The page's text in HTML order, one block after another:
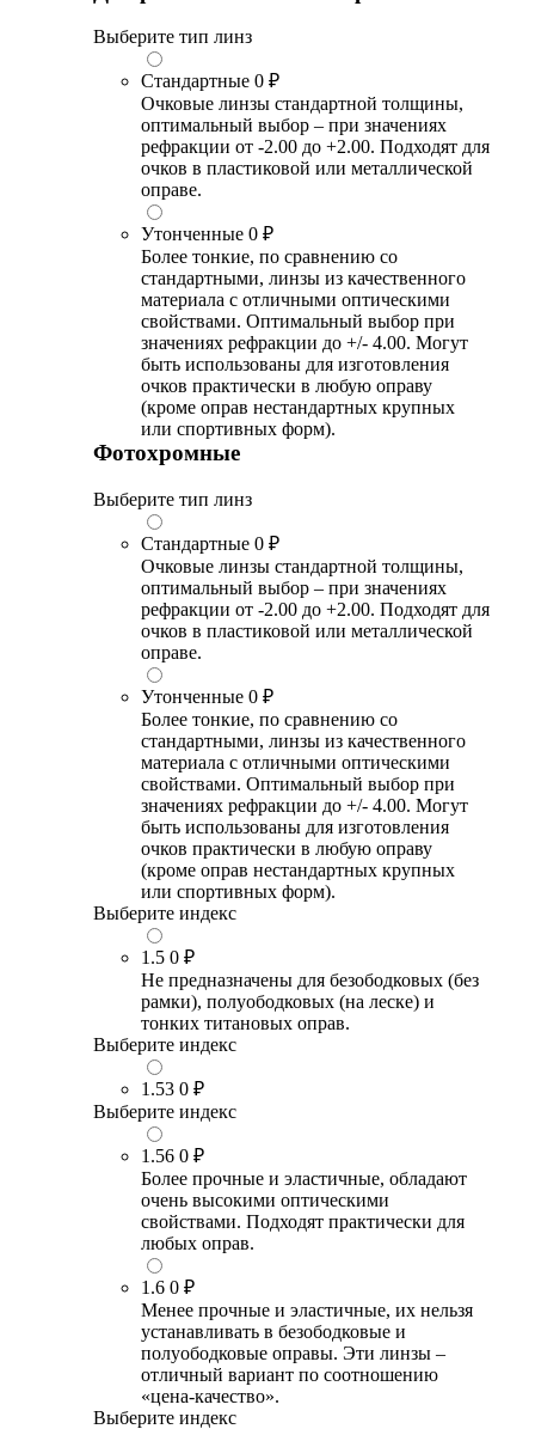
Выберите тип линз
Стандартные 0 ₽
Очковые линзы стандартной толщины,
оптимальный выбор – при значениях
рефракции от -2.00 до +2.00. Подходят для
очков в пластиковой или металлической
оправе.
Утонченные 0 ₽
Более тонкие, по сравнению со
стандартными, линзы из качественного
материала с отличными оптическими
свойствами. Оптимальный выбор при
значениях рефракции до +/- 4.00. Могут
быть использованы для изготовления
очков практически в любую оправу
(кроме оправ нестандартных крупных
или спортивных форм).
Фотохромные
Выберите тип линз
Стандартные 0 ₽
Очковые линзы стандартной толщины,
оптимальный выбор – при значениях
рефракции от -2.00 до +2.00. Подходят для
очков в пластиковой или металлической
оправе.
Утонченные 0 ₽
Более тонкие, по сравнению со
стандартными, линзы из качественного
материала с отличными оптическими
свойствами. Оптимальный выбор при
значениях рефракции до +/- 4.00. Могут
быть использованы для изготовления
очков практически в любую оправу
(кроме оправ нестандартных крупных
или спортивных форм).
Выберите индекс
1.5 0 ₽
Не предназначены для безободковых (без
рамки), полуободковых (на леске) и
тонких титановых оправ.
Выберите индекс
1.53 0 ₽
Выберите индекс
1.56 0 ₽
Более прочные и эластичные, обладают
очень высокими оптическими
свойствами. Подходят практически для
любых оправ.
1.6 0 ₽
Менее прочные и эластичные, их нельзя
устанавливать в безободковые и
полуободковые оправы. Эти линзы –
отличный вариант по соотношению
«цена-качество».
Выберите индекс